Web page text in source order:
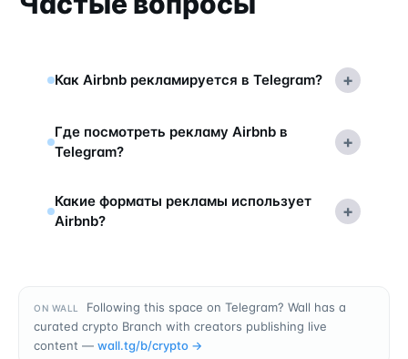
Как Airbnb рекламируется в Telegram? +
Где посмотреть рекламу Airbnb в
Telegram?
+
Какие форматы рекламы использует
Airbnb?
+
ON WALL
Following this space on Telegram? Wall has a
curated crypto Branch with creators publishing live
content — wall.tg/b/crypto →